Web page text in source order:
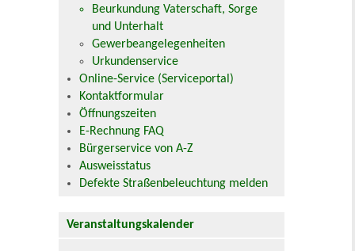
Beurkundung Vaterschaft, Sorge
und Unterhalt
Gewerbeangelegenheiten
Urkundenservice
Online-Service (Serviceportal)
Kontaktformular
Öffnungszeiten
E-Rechnung FAQ
Bürgerservice von A-Z
Ausweisstatus
Defekte Straßenbeleuchtung melden
Veranstaltungskalender